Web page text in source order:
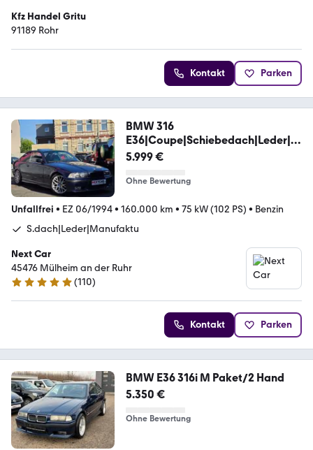
Kfz Handel Gritu
91189 Rohr
Kontakt Parken
BMW 316
E36|Coupe|Schiebedach|Leder|Al
ufelgen
5.999 €
Ohne Bewertung
Unfallfrei • EZ 06/1994• 160.000 km • 75 kW (102 PS) • Benzin
S.dach|Leder|Manufaktu
Next Car
45476 Mülheim an der Ruhr
4.9 Sterne
(110)
Kontakt Parken
BMW E36 316i M Paket/2 Hand
5.350 €
Ohne Bewertung